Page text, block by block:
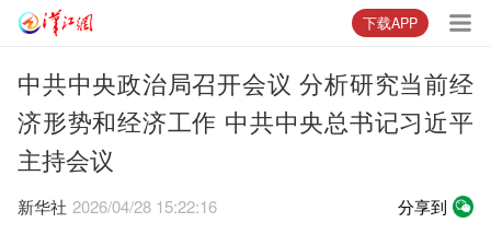
下载APP
中共中央政治局召开会议 分析研究当前经
济形势和经济工作 中共中央总书记习近平
主持会议
新华社 2026/04/28 15:22:16 分享到